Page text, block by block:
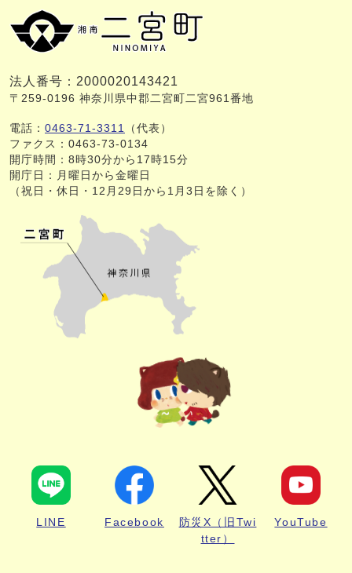
法人番号：2000020143421
〒259-0196 神奈川県中郡二宮町二宮961番地
電話： 0463-71-3311
（代表）
ファクス：0463-73-0134
開庁時間：8時30分から17時15分
開庁日：月曜日から金曜日
（祝日・休日・12月29日から1月3日を除く）
LINE Facebook
防災X（旧Twi
tter）
YouTube